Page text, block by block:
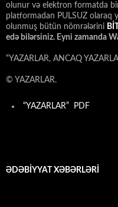
olunur və elektron formatda
platformadan PULSUZ olaraq
olunmuş bütün nömrələrini
edə bilərsiniz. Eyni zamanda
“YAZARLAR, ANCAQ
© YAZARLAR.
“YAZARLAR” PDF
ƏDƏBİYYAT XƏBƏRLƏRİ